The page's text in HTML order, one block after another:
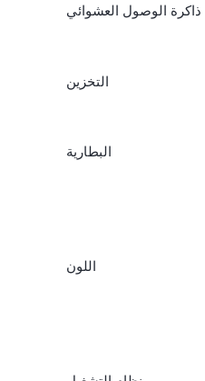
ذاكرة الوصول العشوائي
التخزين
البطارية
اللون